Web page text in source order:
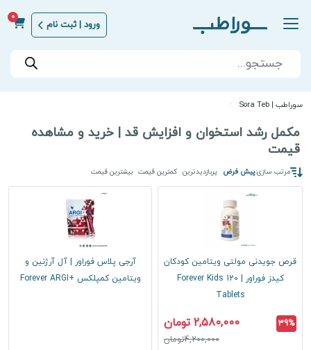
ورود | ثبت نام
0
Products
search
سوراطب | Sora Teb
مکمل رشد استخوان و افزایش قد | خرید و مشاهده
قیمت
مرتب سازی:پیش فرض پربازدیدترین کمترین قیمت بیشترین قیمت
قرص جویدنی مولتی ویتامین کودکان
کیدز فوراور | Forever Kids 120
Tablets
39% 2,580,000 تومان
4,200,000تومان
آرجی پلاس فوراور | آل آرژنین و
ویتامین کمپلکس +Forever ARGI